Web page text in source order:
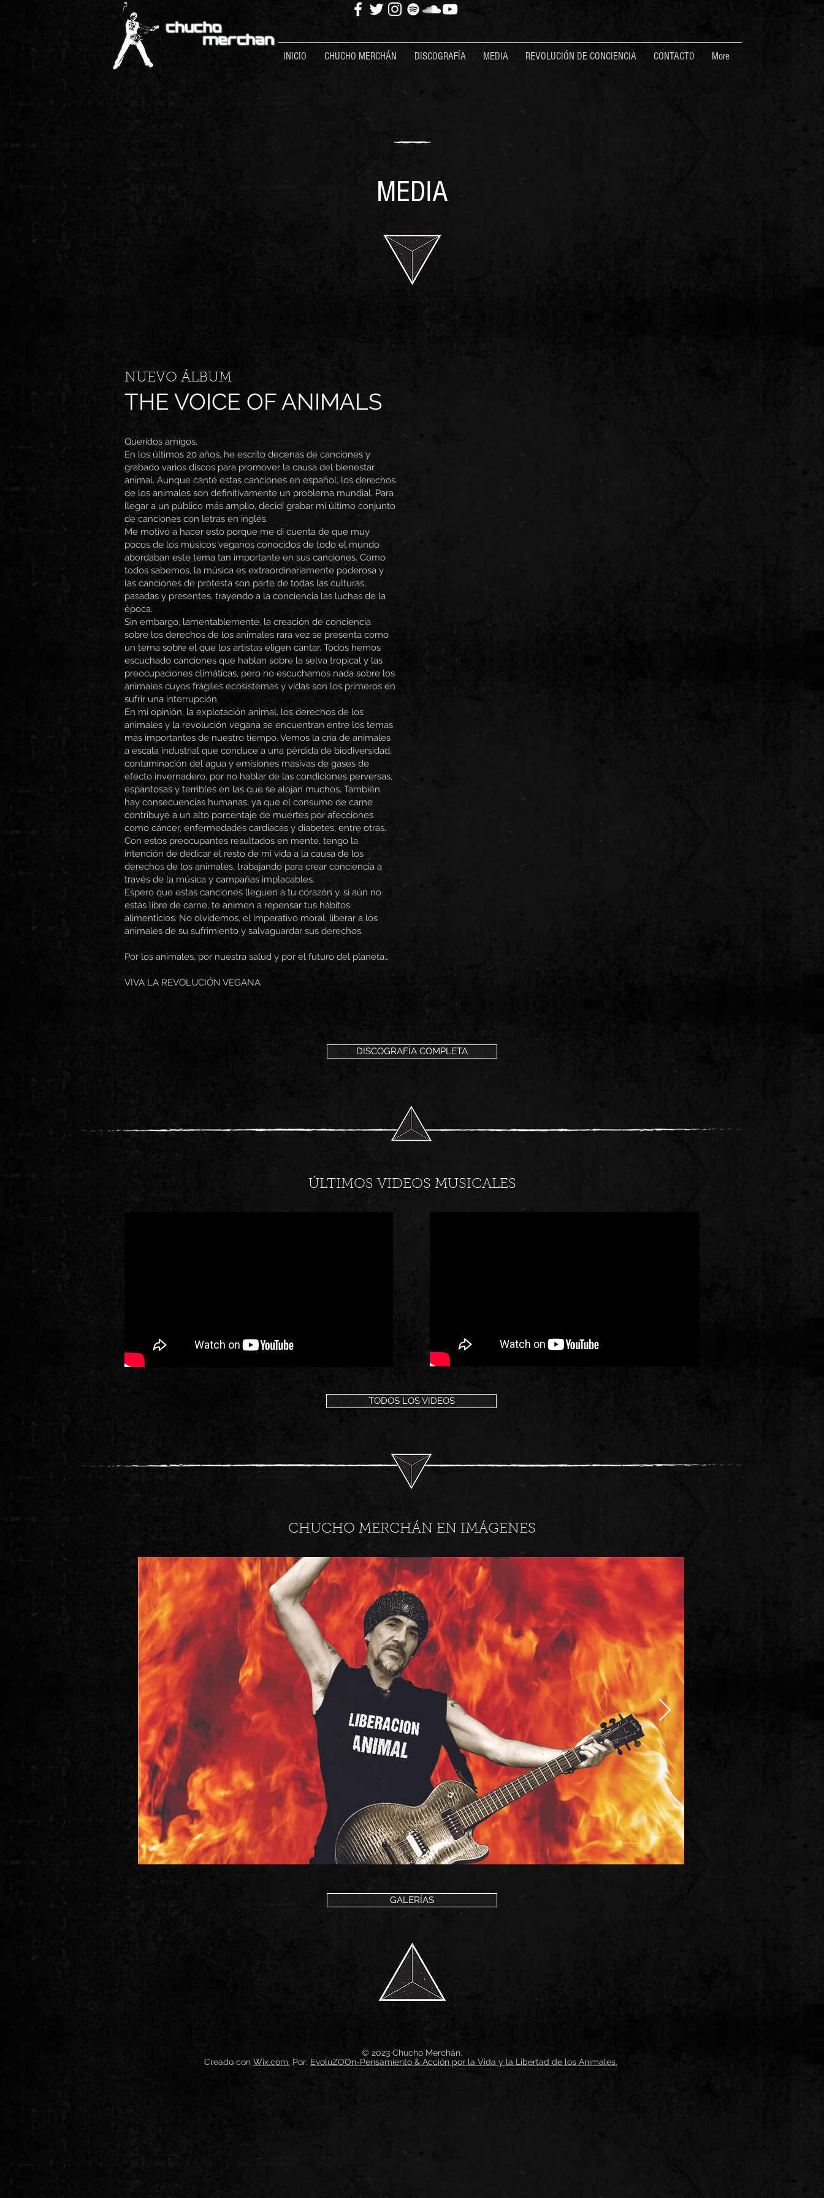
INICIO CHUCHO MERCHÁN DISCOGRAFÍA MEDIA REVOLUCIÓN DE CONCIENCIA CONTACTO More
MEDIA
NUEVO ÁLBUM
THE VOICE OF ANIMALS
Queridos amigos,
En los últimos 20 años, he escrito decenas de canciones y
grabado varios discos para promover la causa del bienestar
animal. Aunque canté estas canciones en español, los derechos
de los animales son definitivamente un problema mundial. Para
llegar a un público más amplio, decidí grabar mi último conjunto
de canciones con letras en inglés.
Me motivó a hacer esto porque me di cuenta de que muy
pocos de los músicos veganos conocidos de todo el mundo
abordaban este tema tan importante en sus canciones. Como
todos sabemos, la música es extraordinariamente poderosa y
las canciones de protesta son parte de todas las culturas,
pasadas y presentes, trayendo a la conciencia las luchas de la
época.
Sin embargo, lamentablemente, la creación de conciencia
sobre los derechos de los animales rara vez se presenta como
un tema sobre el que los artistas eligen cantar. Todos hemos
escuchado canciones que hablan sobre la selva tropical y las
preocupaciones climáticas, pero no escuchamos nada sobre los
animales cuyos frágiles ecosistemas y vidas son los primeros en
sufrir una interrupción.
En mi opinión, la explotación animal, los derechos de los
animales y la revolución vegana se encuentran entre los temas
más importantes de nuestro tiempo. Vemos la cría de animales
a escala industrial que conduce a una pérdida de biodiversidad,
contaminación del agua y emisiones masivas de gases de
efecto invernadero, por no hablar de las condiciones perversas,
espantosas y terribles en las que se alojan muchos. También
hay consecuencias humanas, ya que el consumo de carne
contribuye a un alto porcentaje de muertes por afecciones
como cáncer, enfermedades cardíacas y diabetes, entre otras.
Con estos preocupantes resultados en mente, tengo la
intención de dedicar el resto de mi vida a la causa de los
derechos de los animales, trabajando para crear conciencia a
través de la música y campañas implacables.
Espero que estas canciones lleguen a tu corazón y, si aún no
estás libre de carne, te animen a repensar tus hábitos
alimenticios. No olvidemos, el imperativo moral: liberar a los
animales de su sufrimiento y salvaguardar sus derechos.
Por los animales, por nuestra salud y por el futuro del planeta…
VIVA LA REVOLUCIÓN VEGANA
DISCOGRAFÍA COMPLETA
ÚLTIMOS VIDEOS MUSICALES
TODOS LOS VIDEOS
CHUCHO MERCHÁN EN IMÁGENES
GALERÍAS
© 2023 Chucho Merchán.
Creado con Wix.com. Por: EvoluZOOn-Pensamiento & Acción por la Vida y la Libertad de los Animales.